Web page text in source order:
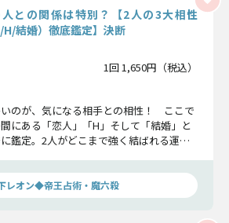
人との関係は特別？【2人の3大相性
/H/結婚）徹底鑑定】決断
1回 1,650円（税込）
のが、気になる相手との相性！ ここで
にある「恋人」「H」そして「結婚」と
鑑定。2人がどこまで強く結ばれる運命
レオン◆帝王占術・魔六殺